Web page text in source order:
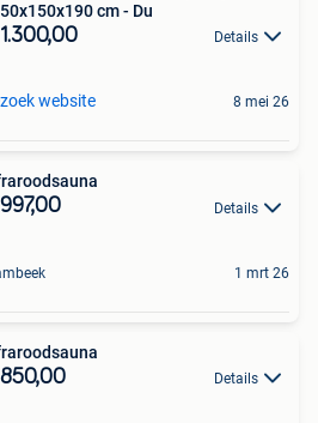
cm - Du
Details
website 8 mei 26
Details
1 mrt 26
Details